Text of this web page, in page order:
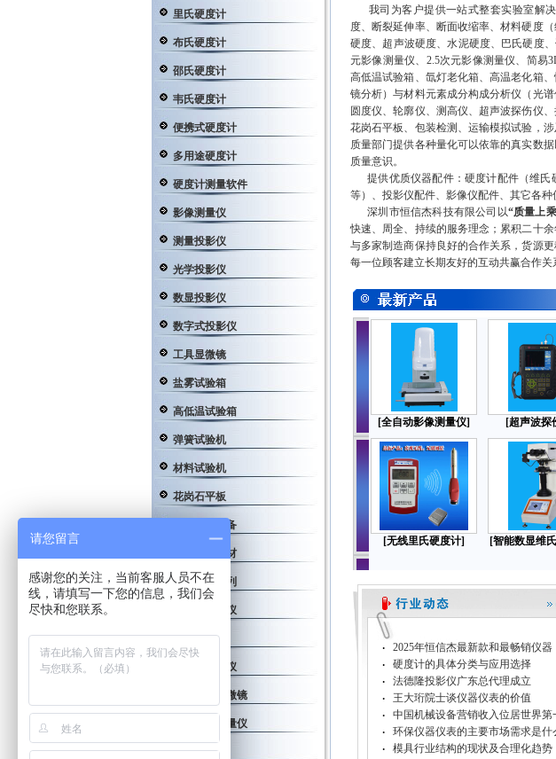
里氏硬度计
布氏硬度计
邵氏硬度计
韦氏硬度计
便携式硬度计
多用途硬度计
硬度计测量软件
影像测量仪
测量投影仪
光学投影仪
数显投影仪
数字式投影仪
工具显微镜
盐雾试验箱
高低温试验箱
弹簧试验机
材料试验机
花岗石平板
金相制样设备
金相制样耗材
扭力工具系列
粗糙度测量仪
工量具系列
超声波探伤仪
金相体视显微镜
孔板自动测量仪
硬度计配件
我司为客户提供一站式整套实验室解决
度、断裂延伸率、断面收缩率、材料硬度
硬度、超声波硬度、水泥硬度、巴氏硬度
元影像测量仪、2.5次元影像测量仪、简易
高低温试验箱、氙灯老化箱、高温老化箱
镜分析）与材料元素成分构成分析仪（光
圆度仪、轮廓仪、测高仪、超声波探伤仪
花岗石平板、包装检测、运输模拟试验，
质量部门提供各种量化可以依靠的真实数
质量意识。
提供优质仪器配件：硬度计配件（维氏
等）、投影仪配件、影像仪配件、其它各种
深圳市恒信杰科技有限公司以“质量上
快速、周全、持续的服务理念；累积二十
与多家制造商保持良好的合作关系，货源
每一位顾客建立长期友好的互动共赢合作关
[全自动影像测量仪] [超声波探
[无线里氏硬度计] [智能数显维
· 2025年恒信杰最新款和最畅销仪器
· 硬度计的具体分类与应用选择
· 法德隆投影仪广东总代理成立
· 王大珩院士谈仪器仪表的价值
· 中国机械设备营销收入位居世界第
· 环保仪器仪表的主要市场需求是什
· 模具行业结构的现状及合理化趋势
请您留言
感谢您的关注，当前客服人员不在
线，请填写一下您的信息，我们会
尽快和您联系。